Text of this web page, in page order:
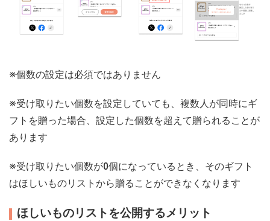
※個数の設定は必須ではありません
※受け取りたい個数を設定していても、複数人が同時にギ
フトを贈った場合、設定した個数を超えて贈られることが
あります
※受け取りたい個数が0個になっているとき、そのギフト
はほしいものリストから贈ることができなくなります
ほしいものリストを公開するメリット